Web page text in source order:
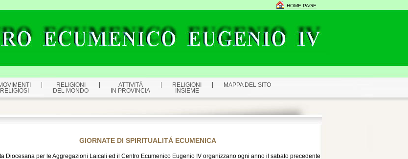
HOME PAGE
RELIGIOSI
RELIGIONI
DEL MONDO
ATTIVITÁ
IN PROVINCIA
RELIGIONI
INSIEME
MAPPA DEL SITO
GIORNATE DI SPIRITUALITÁ ECUMENICA
Diocesana per le Aggregazioni Laicali ed il Centro Ecumenico Eugenio IV organizzano ogni anno il sabato precedente